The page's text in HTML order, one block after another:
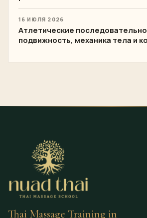
16 ИЮЛЯ 2026
Атлетические
подвижность, механика тела и
Thai Massage Training in